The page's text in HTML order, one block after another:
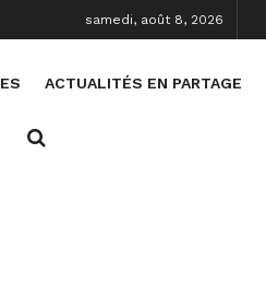
samedi, août 8, 2026
ACTUALITÉS EN PARTAGE